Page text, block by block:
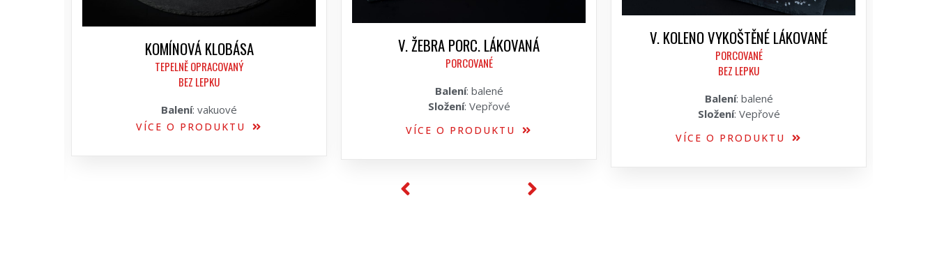
KOMÍNOVÁ KLOBÁSA
TEPELNĚ OPRACOVANÝ
BEZ LEPKU
Balení: vakuové
VÍCE O PRODUKTU
V. ŽEBRA PORC. LÁKOVANÁ
PORCOVANÉ
Balení: balené
Složení: Vepřové
VÍCE O PRODUKTU
V. KOLENO VYKOŠTĚNÉ LÁKOVANÉ
PORCOVANÉ
BEZ LEPKU
Balení: balené
Složení: Vepřové
VÍCE O PRODUKTU